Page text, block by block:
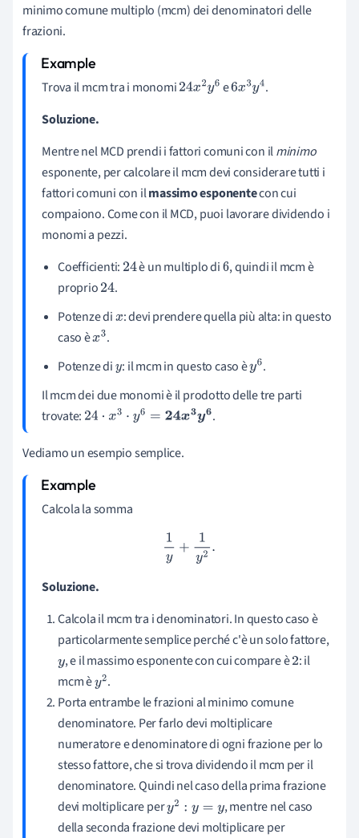
minimo comune multiplo (mcm) dei denominatori delle
frazioni.
Trova il mcm tra i monomi24x2y6 e6x3y4 .
Soluzione.
Mentre nel MCD prendi i fattori comuni con ilminimo
esponente, per calcolare il mcm devi considerare tutti i
fattori comuni con ilmassimo esponentecon cui
compaiono. Come con il MCD, puoi lavorare dividendo i
monomi a pezzi.
Coefficienti: 24è un multiplo di6, quindi il mcm è
proprio24.
Potenze dix : devi prendere quella più alta: in questo
caso èx3.
Potenze diy: il mcm in questo caso èy6.
Il mcm dei due monomi è il prodotto delle tre parti
trovate: 24⋅ x 3⋅y6=24 x3y 6 .
Vediamo un esempio semplice.
Calcola la somma
1 y+1 y2.
Soluzione.
Calcola il mcm tra i denominatori. In questo caso è
particolarmente semplice perché c'è un solo fattore,
y, e il massimo esponente con cui compare è2: il
mcm èy2.
Porta entrambe le frazioni al minimo comune
denominatore. Per farlo devi moltiplicare
numeratore e denominatore di ogni frazione per lo
stesso fattore, che si trova dividendo il mcm per il
denominatore. Quindi nel caso della prima frazione
devi moltiplicare pery2: y =y
, mentre nel caso
della seconda frazione devi moltiplicare per